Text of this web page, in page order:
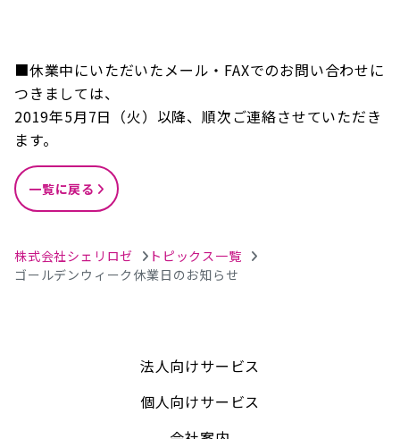
株式会社シェリロゼ
トピックス一覧
ゴールデンウィーク休業日のお知らせ
■休業中にいただいたメール・FAXでのお問い合わせに
つきましては、
2019年5月7日（火）以降、順次ご連絡させていただき
ます。
一覧に戻る
法人向けサービス
個人向けサービス